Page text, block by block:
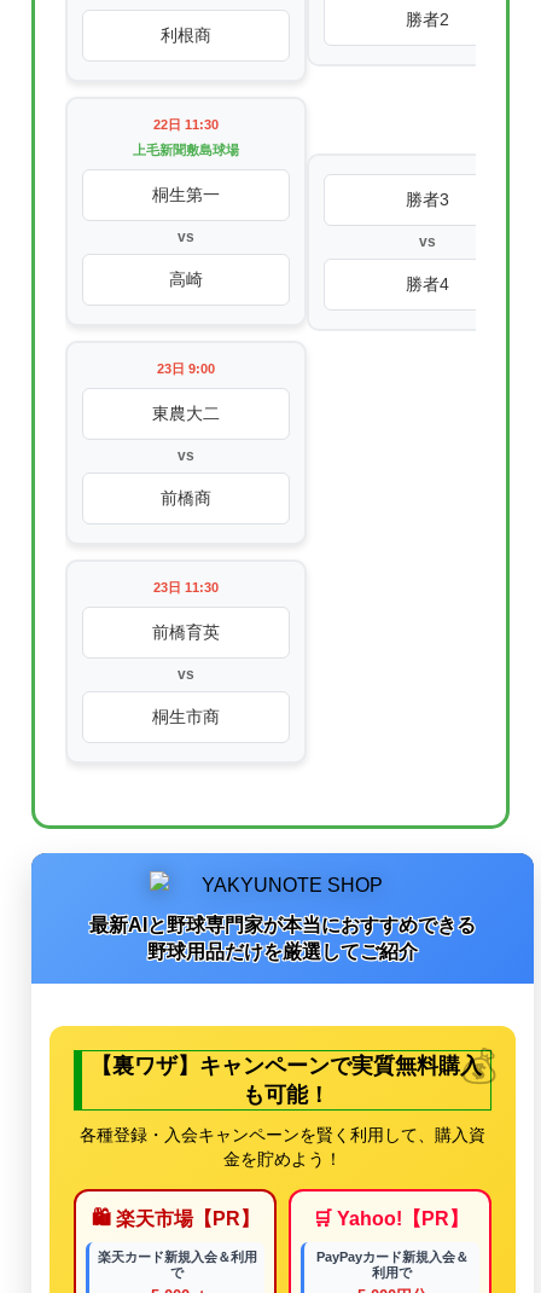
利根商
22日 11:30
上毛新聞敷島球場
桐生第一
vs
高崎
23日 9:00
東農大二
vs
前橋商
23日 11:30
前橋育英
vs
桐生市商
勝者2
勝者3
vs
勝者4
最新AIと野球専門家が本当におすすめできる
野球用品だけを厳選してご紹介
【裏ワザ】キャンペーンで実質無料購入
も可能！
各種登録・入会キャンペーンを賢く利用して、購入資
金を貯めよう！
🛍️ 楽天市場【PR】
楽天カード新規入会＆利用
で
🛒 Yahoo!【PR】
PayPayカード新規入会＆
利用で